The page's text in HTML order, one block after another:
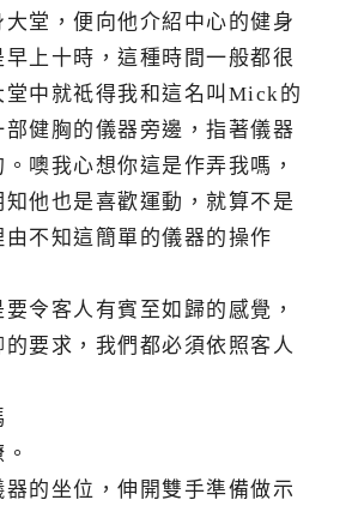
堂，便向他介紹中心的健身
上十時，這種時間一般都很
堂中就祗得我和這名叫Mick的
健胸的儀器旁邊，指著儀器
噢我心想你這是作弄我嗎，
他也是喜歡運動，就算不是
不知這簡單的儀器的操作
令客人有賓至如歸的感覺，
要求，我們都必須依照客人
的坐位，伸開雙手準備做示